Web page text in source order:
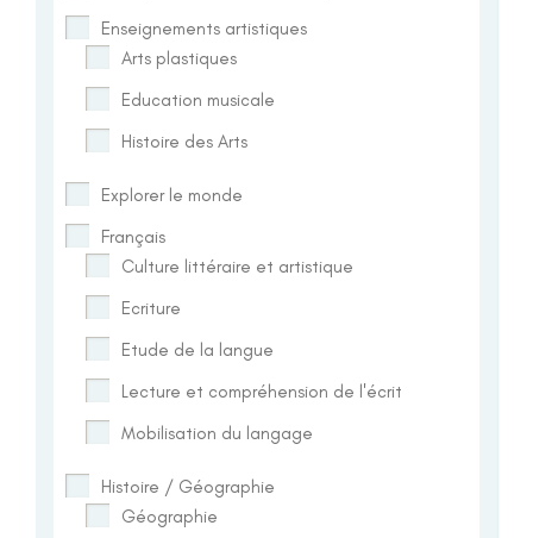
Enseignements artistiques
Arts plastiques
Education musicale
Histoire des Arts
Explorer le monde
Français
Culture littéraire et artistique
Ecriture
Etude de la langue
Lecture et compréhension de l'écrit
Mobilisation du langage
Histoire / Géographie
Géographie